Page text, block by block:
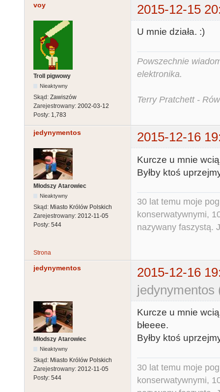
voy 2015-12-15
Troll pigwowy
Nieaktywny
Skąd: Zawiszów
Zarejestrowany: 2002-03-12
Posty: 1,783
U mnie działa. :)
Powszechnie
elektronika.
Terry Pratchett -
jedynymentos 2015-12-16
Młodszy Atarowiec
Nieaktywny
Skąd: Miasto Królów Polskich
Zarejestrowany: 2012-11-05
Posty: 544
Kurcze u mnie
Byłby ktoś
30 lat temu moje
konserwatywnymi,
nazywany faszystą.
Strona
jedynymentos
2015-12-16
jedynymentos
Młodszy Atarowiec
Nieaktywny
Skąd: Miasto Królów Polskich
Zarejestrowany: 2012-11-05
Posty: 544
Kurcze u mnie
błeeee.
Byłby ktoś
30 lat temu moje
konserwatywnymi,